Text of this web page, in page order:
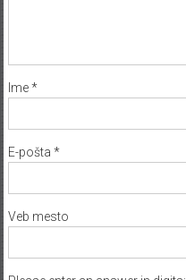
Ime*
E-pošta *
Veb mesto